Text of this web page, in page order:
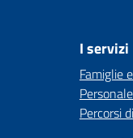
I servizi
Famiglie
Percorsi